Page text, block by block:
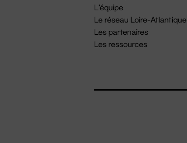
L'équipe
Le réseau Loire-Atlantique
Les partenaires
Les ressources